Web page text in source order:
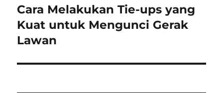
Next
post:
Cara Melakukan Tie-ups yang
Kuat untuk Mengunci Gerak
Lawan